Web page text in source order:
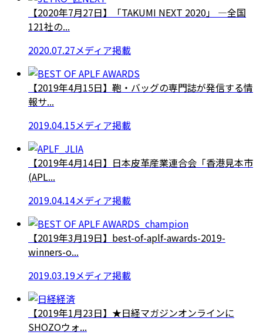
【2020年7月27日】「TAKUMI NEXT 2020」 ―全国
121社の...
2020.07.27メディア掲載
【2019年4月15日】鞄・バッグの専門誌が発信する情
報サ...
2019.04.15メディア掲載
【2019年4月14日】日本皮革産業連合会「香港見本市
(APL...
2019.04.14メディア掲載
【2019年3月19日】best-of-aplf-awards-2019-
winners-o...
2019.03.19メディア掲載
【2019年1月23日】★日経マガジンオンラインに
SHOZOウォ...